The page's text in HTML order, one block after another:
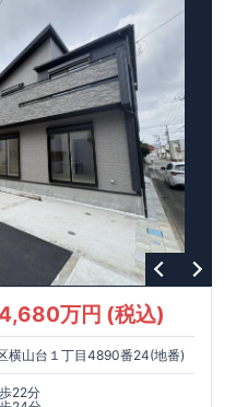
小学校 徒歩 14
中学校 徒歩
園 徒歩
徒歩
松一丁目店 徒歩 分
◇【全棟自社一貫体制】
こそ、お客様の安心に繋が
に協力しあい、最良のプラ
マージンを抑えることで、
耐震等級3取得】・東栄住宅
3を取得。建築基準法で定めら
に対して、倒壊、崩壊しな
倍の耐震力を達成していま
・設計住宅性能評価：建物設
評価しています。・建設住
に施工されているか、建設
ます。図面や書類上だけで
で、品質を保証していま
国が定める全
万円 (税込)
横山台１丁目4890番24(地番)
22分